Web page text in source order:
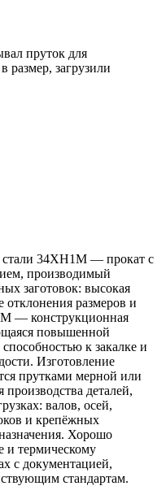
пруток для
размер, загрузили
стали 34ХН1М — прокат с
производимый
заготовок: высокая
размеров и
— конструкционная
повышенной
к закалке и
Изготовление
прутками мерной или
деталей,
валов, осей,
и крепёжных
Хорошо
и термическому
с документацией,
стандартам.